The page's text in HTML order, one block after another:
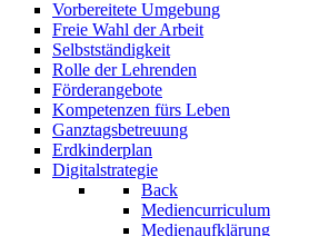
Vorbereitete Umgebung
Freie Wahl der Arbeit
Selbstständigkeit
Rolle der Lehrenden
Förderangebote
Kompetenzen fürs Leben
Ganztagsbetreuung
Erdkinderplan
Digitalstrategie
Back
Mediencurriculum
Medienaufklärung